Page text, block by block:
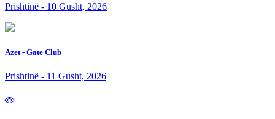
Prishtinë - 10 Gusht, 2026
Azet - Gate Club
Prishtinë - 11 Gusht, 2026